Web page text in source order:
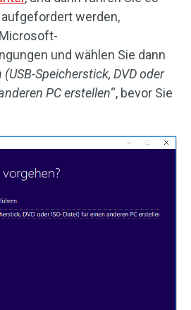
werden,
und wählen Sie dann
Speicherstick, DVD oder
PC erstellen“, bevor Sie